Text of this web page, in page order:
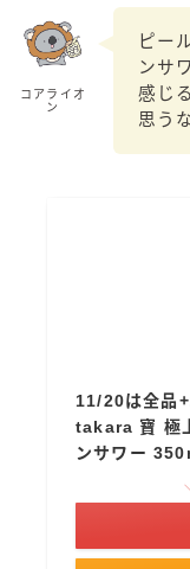
極上フルー
すみか
タンチュー
その他メーカー
コアライオ
ン
ピー
ンサ
感じ
思う
11/20は全品
takara 寶 極
ンサワー